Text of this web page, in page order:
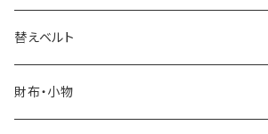
ELGIN
SALVATORE MARRA
替えベルト
COACH
財布・小物